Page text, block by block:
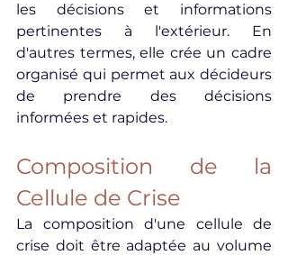
les décisions et informations
pertinentes à l'extérieur. En
d'autres termes, elle crée un cadre
organisé qui permet aux décideurs
de prendre des décisions
informées et rapides.
Composition de la
Cellule de Crise
La composition d'une cellule de
crise doit être adaptée au volume